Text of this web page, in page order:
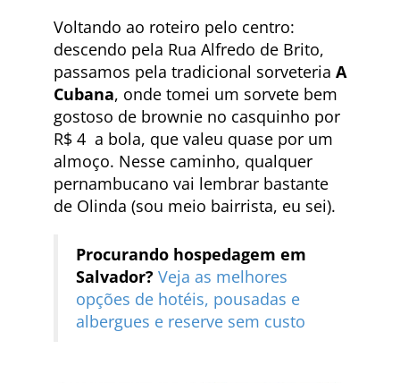
Voltando ao roteiro pelo centro:
descendo pela Rua Alfredo de Brito,
passamos pela tradicional sorveteria A
Cubana, onde tomei um sorvete bem
gostoso de brownie no casquinho por
R$ 4 a bola, que valeu quase por um
almoço. Nesse caminho, qualquer
pernambucano vai lembrar bastante
de Olinda (sou meio bairrista, eu sei).
Procurando hospedagem em
Salvador? Veja as melhores
opções de hotéis, pousadas e
albergues e reserve sem custo